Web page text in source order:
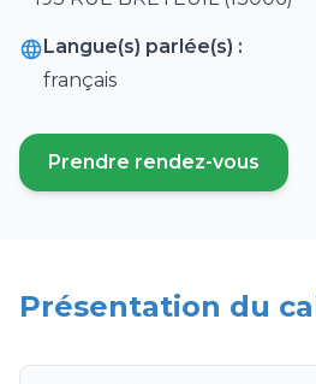
Langue(s) parlée(s) :
français
Prendre rendez-vous
(ouvre un nouvel
Présentation du